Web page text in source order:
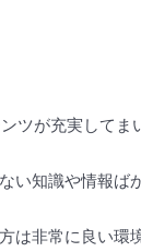
ツが充実してま
い知識や情報ば
は非常に良い環